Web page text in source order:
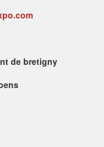
de bretigny